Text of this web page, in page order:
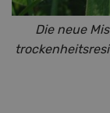
Die neue